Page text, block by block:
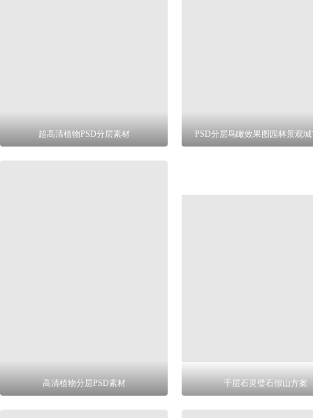
超高清植物PSD分层素材 PSD分层鸟瞰效果图园林景观
高清植物分层PSD素材 千层石灵璧石假山方案